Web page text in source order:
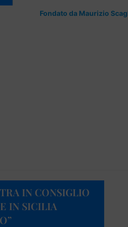
Fondato da Maurizio
IN CONSIGLIO
IN SICILIA